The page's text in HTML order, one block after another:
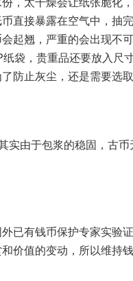
太干燥会让纸张脆化
直接暴露在空气中，抽
起翘，严重的会出现不
袋，贵重品还要放入尺
防止灰尘，还是需要选
由于包浆的稳固，古币
有钱币保护专家实验
价值的变动，所以维持